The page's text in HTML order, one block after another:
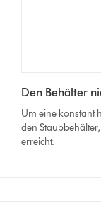
Den Behälter
Um eine konstant
den
erreicht.